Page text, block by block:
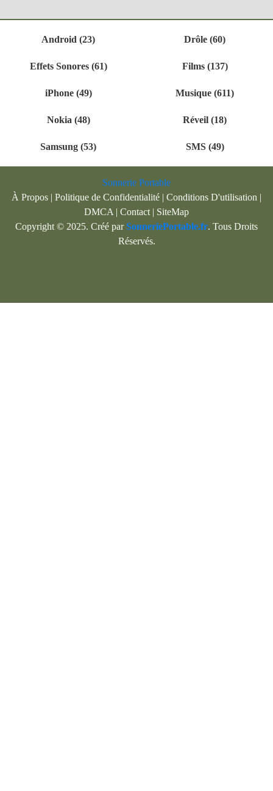
Android (23) Drôle (60)
Effets Sonores (61) Films (137)
iPhone (49) Musique (611)
Nokia (48) Réveil (18)
Samsung (53) SMS (49)
Sonnerie Portable
À Propos | Politique de Confidentialité | Conditions D'utilisation |
DMCA | Contact | SiteMap
Copyright © 2025. Créé parSonneriePortable.fr. Tous Droits
Réservés.